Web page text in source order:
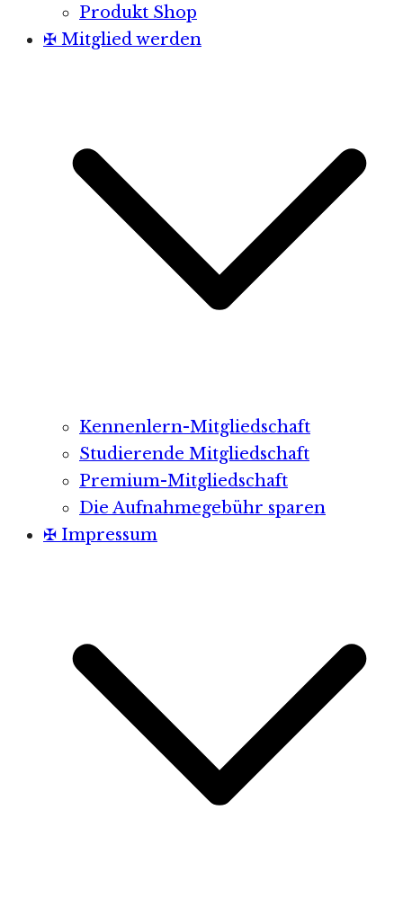
Produkt Shop
✠ Mitglied werden
Kennenlern-Mitgliedschaft
Studierende Mitgliedschaft
Premium-Mitgliedschaft
Die Aufnahmegebühr sparen
✠ Impressum